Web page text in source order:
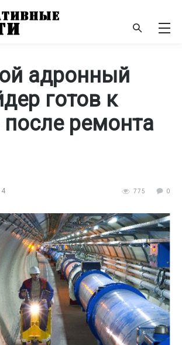
адронный
готов к
после ремонта
775 0